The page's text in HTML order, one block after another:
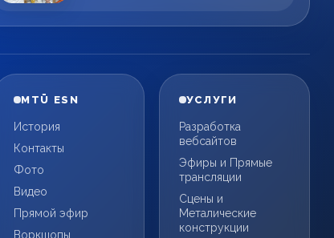
MTÜ ESN
История
Контакты
Фото
Видео
Прямой эфир
Воркшопы
УСЛУГИ
Разработка
вебсайтов
Эфиры и Прямые
трансляции
Сцены и
Металические
конструкции